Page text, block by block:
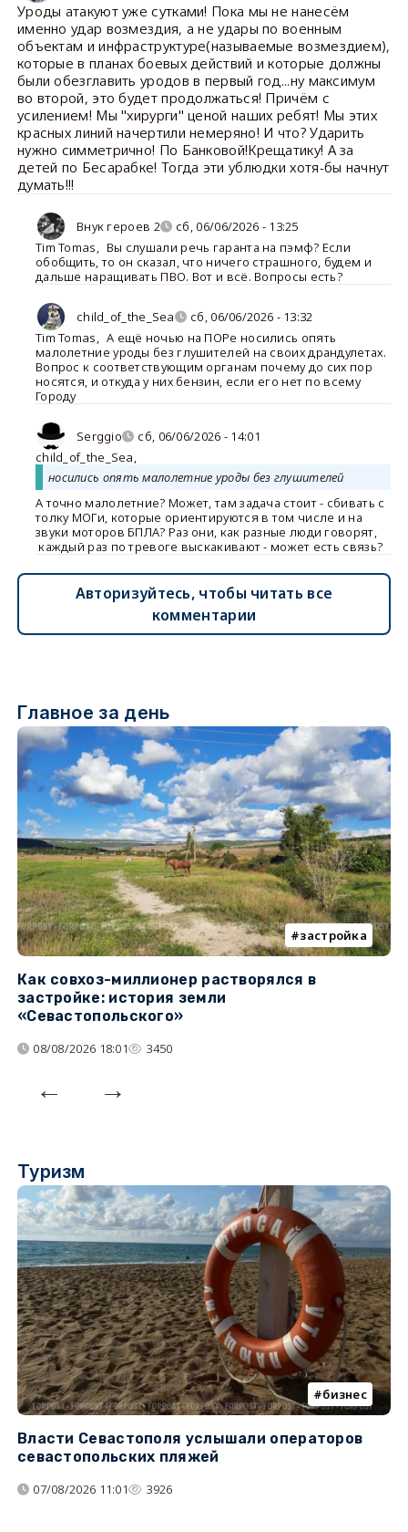
Уроды атакуют уже сутками! Пока мы не нанесём
именно удар возмездия, а не удары по военным
объектам и инфраструктуре(называемые возмездием),
которые в планах боевых действий и которые должны
были обезглавить уродов в первый год...ну максимум
во второй, это будет продолжаться! Причём с
усилением! Мы "хирурги" ценой наших ребят! Мы этих
красных линий начертили немеряно! И что? Ударить
нужно симметрично! По Банковой!Крещатику! А за
детей по Бесарабке! Тогда эти ублюдки хотя-бы начнут
думать!!!
Внук героев 2
сб, 06/06/2026 - 13:25
Tim Tomas, Вы слушали речь гаранта на пэмф? Если
обобщить, то он сказал, что ничего страшного, будем и
дальше наращивать ПВО. Вот и всё. Вопросы есть?
child_of_the_Sea
сб, 06/06/2026 - 13:32
Tim Tomas, А ещё ночью на ПОРе носились опять
малолетние уроды без глушителей на своих драндулетах.
Вопрос к соответствующим органам почему до сих пор
носятся, и откуда у них бензин, если его нет по всему
Городу
Serggio
сб, 06/06/2026 - 14:01
child_of_the_Sea,
носились опять малолетние уроды без глушителей
А точно малолетние? Может, там задача стоит - сбивать с
толку МОГи, которые ориентируются в том числе и на
звуки моторов БПЛА? Раз они, как разные люди говорят,
каждый раз по тревоге выскакивают - может есть связь?
Авторизуйтесь, чтобы читать все
комментарии
Главное за день
застройка
Как совхоз-миллионер растворялся в
застройке: история земли
«Севастопольского»
08/08/2026 18:01 3450
Туризм
бизнес
Власти Севастополя услышали операторов
севастопольских пляжей
07/08/2026 11:01 3926